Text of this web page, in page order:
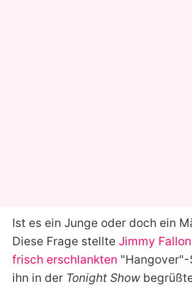
Ist es ein Junge oder doch ein
Diese Frage stellte Jimmy Fallon
frisch erschlankten "Hangover"-
ihn in der Tonight Show